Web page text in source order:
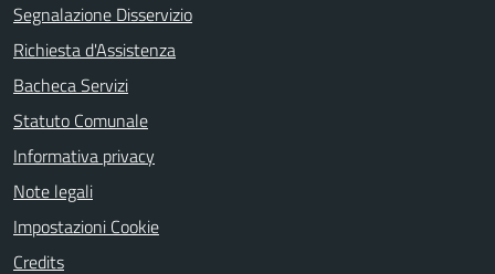
Segnalazione Disservizio
Richiesta d'Assistenza
Bacheca Servizi
Statuto Comunale
Informativa privacy
Note legali
Impostazioni Cookie
Credits